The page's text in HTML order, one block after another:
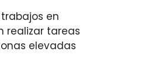
en
realizar tareas
elevadas